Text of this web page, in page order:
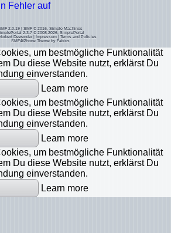
Fehler auf
2.0.19 SMF © 2016 Simple Machines
2.3.7 © 2008-2026, SimplePortal
Norbert Dewender| Impressum
Terms and Policies
SMF4iPhone Theme by Fabius
um bestmögliche Funktionalität
Du diese Website nutzt, erklärst Du
einverstanden.
Learn more
um bestmögliche Funktionalität
Du diese Website nutzt, erklärst Du
einverstanden.
Learn more
um bestmögliche Funktionalität
Du diese Website nutzt, erklärst Du
einverstanden.
Learn more